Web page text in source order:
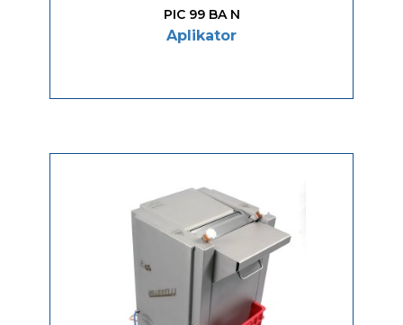
PIC 99 BA N
Aplikator